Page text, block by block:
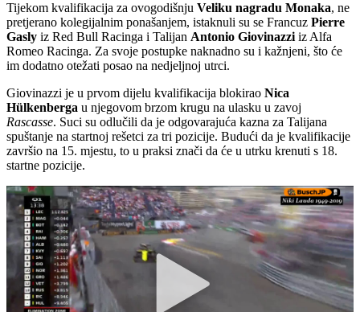
Tijekom kvalifikacija za ovogodišnju Veliku nagradu Monaka, ne
pretjerano kolegijalnim ponašanjem, istaknuli su se Francuz Pierre
Gasly iz Red Bull Racinga i Talijan Antonio Giovinazzi iz Alfa
Romeo Racinga. Za svoje postupke naknadno su i kažnjeni, što će
im dodatno otežati posao na nedjeljnoj utrci.
Giovinazzi je u prvom dijelu kvalifikacija blokirao Nica
Hülkenberga u njegovom brzom krugu na ulasku u zavoj
Rascasse. Suci su odlučili da je odgovarajuća kazna za Talijana
spuštanje na startnoj rešetci za tri pozicije. Budući da je kvalifikacije
završio na 15. mjestu, to u praksi znači da će u utrku krenuti s 18.
startne pozicije.